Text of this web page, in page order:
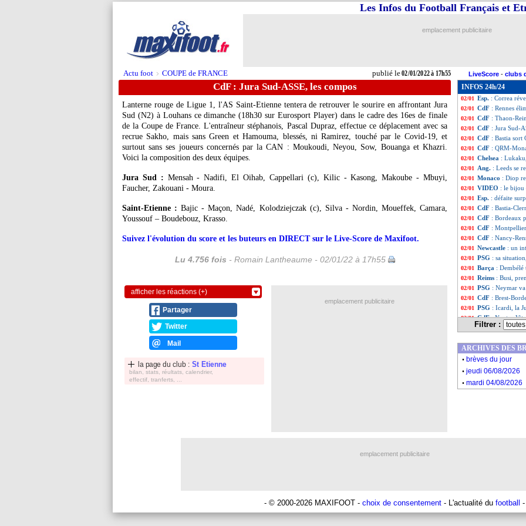
Actu foot > COUPE de FRANCE publié le02/01/2022 à 17h55
Les Infos du Football Français et
emplacement publicitaire
LiveScore - clubs
CdF : Jura Sud-ASSE, les compos
Lanterne rouge de Ligue 1, l'AS Saint-Etienne tentera de retrouver le sourire en affrontant Jura
Sud (N2) à Louhans ce dimanche (18h30 sur Eurosport Player) dans le cadre des 16es de finale
de la Coupe de France. L'entraîneur stéphanois, Pascal Dupraz, effectue ce déplacement avec sa
recrue Sakho, mais sans Green et Hamouma, blessés, ni Ramirez, touché par le Covid-19, et
surtout sans ses joueurs concernés par la CAN : Moukoudi, Neyou, Sow, Bouanga et Khazri.
Voici la composition des deux équipes.
Jura Sud : Mensah - Nadifi, El Oihab, Cappellari (c), Kilic - Kasong, Makoube - Mbuyi,
Faucher, Zakouani - Moura.
Saint-Etienne : Bajic - Maçon, Nadé, Kolodziejczak (c), Silva - Nordin, Moueffek, Camara,
Youssouf – Boudebouz, Krasso.
Suivez l'évolution du score et les buteurs en DIRECT sur le Live-Score de Maxifoot.
Lu 4.756 fois - Romain Lantheaume - 02/01/22 à 17h55
afficher les réactions (+)
Partager
Twitter
Mail
la page du club : St Etienne
bilan, stats, réultats, calendrier,
effectif, tranferts, ...
INFOS 24h/24
02/01 CdF: l'ASSE
02/01 PSG
02/01 ASSE: le match
02/01 VIDEO:
02/01 Esp. : Correa
02/01 CdF : Rennes
02/01 CdF : Thaon-
02/01 CdF : Jura Sud-
02/01 CdF : Bastia sort
02/01 CdF : QRM-
02/01 Chelsea :
02/01 Ang. : Leeds se
02/01 Monaco : Diop
02/01 VIDEO : le bijou
02/01 Esp. : défaite
02/01 CdF : Bastia-
02/01 CdF : Bordeaux
02/01 CdF :
02/01 CdF : Nancy-
02/01 Newcastle : un
02/01 PSG : sa
02/01 Barça : Dembélé
02/01 Reims : Busi,
02/01 PSG : Neymar
02/01 CdF : Brest-
02/01 PSG : Icardi, la
02/01 CdF: Nantes-
PSG: Messi
02/01 Chelsea : Lukaku
02/01 PHOTO: Icardi
02/01 Nantes:
02/01 OM: Chauvigny,
Filtrer :
emplacement publicitaire
ARCHIVES DES
. brèves du jour
. jeudi 06/08/2026
. mardi 04/08/2026
emplacement publicitaire
- © 2000-2026 MAXIFOOT - choix de consentement - L'actualité du football -